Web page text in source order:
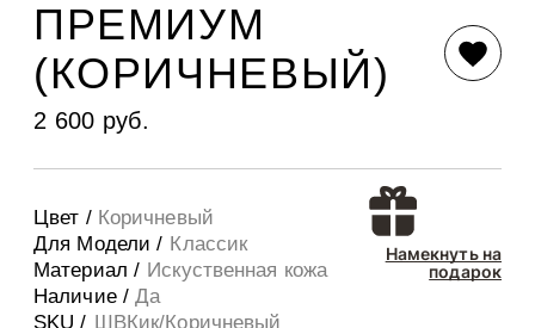
ПРЕМИУМ
(КОРИЧНЕВЫЙ)
2 600 руб.
Цвет / Коричневый
Для Модели / Классик
Материал / Искуственная кожа
Наличие /Да
SKU / ШВКик/Коричневый
Намекнуть на
подарок